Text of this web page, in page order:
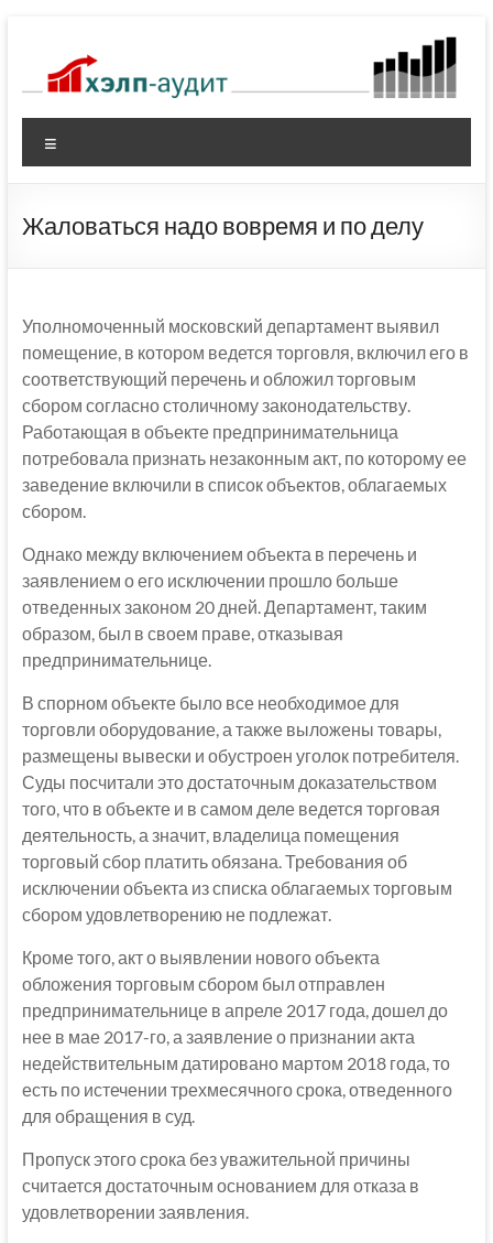
содержимому
Жаловаться надо вовремя и по делу
Уполномоченный московский департамент выявил
помещение, в котором ведется торговля, включил его в
соответствующий перечень и обложил торговым
сбором согласно столичному законодательству.
Работающая в объекте предпринимательница
потребовала признать незаконным акт, по которому ее
заведение включили в список объектов, облагаемых
сбором.
Однако между включением объекта в перечень и
заявлением о его исключении прошло больше
отведенных законом 20 дней. Департамент, таким
образом, был в своем праве, отказывая
предпринимательнице.
В спорном объекте было все необходимое для
торговли оборудование, а также выложены товары,
размещены вывески и обустроен уголок потребителя.
Суды посчитали это достаточным доказательством
того, что в объекте и в самом деле ведется торговая
деятельность, а значит, владелица помещения
торговый сбор платить обязана. Требования об
исключении объекта из списка облагаемых торговым
сбором удовлетворению не подлежат.
Кроме того, акт о выявлении нового объекта
обложения торговым сбором был отправлен
предпринимательнице в апреле 2017 года, дошел до
нее в мае 2017-го, а заявление о признании акта
недействительным датировано мартом 2018 года, то
есть по истечении трехмесячного срока, отведенного
для обращения в суд.
Пропуск этого срока без уважительной причины
считается достаточным основанием для отказа в
удовлетворении заявления.